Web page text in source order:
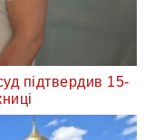
підтвердив 15-